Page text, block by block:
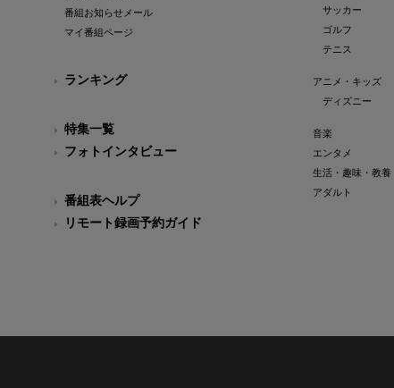
番組お知らせメール
マイ番組ページ
ランキング
特集一覧
フォトインタビュー
番組表ヘルプ
リモート録画予約ガイド
サッカー
ゴルフ
テニス
アニメ・キッズ
ディズニー
音楽
エンタメ
生活・趣味・教養
アダルト